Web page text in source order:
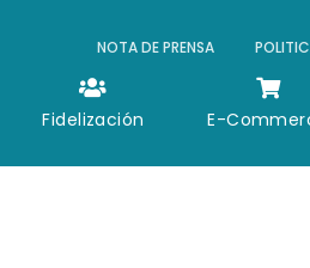
NOTA DE PRENSA
CONTACTO
Fidelización E-